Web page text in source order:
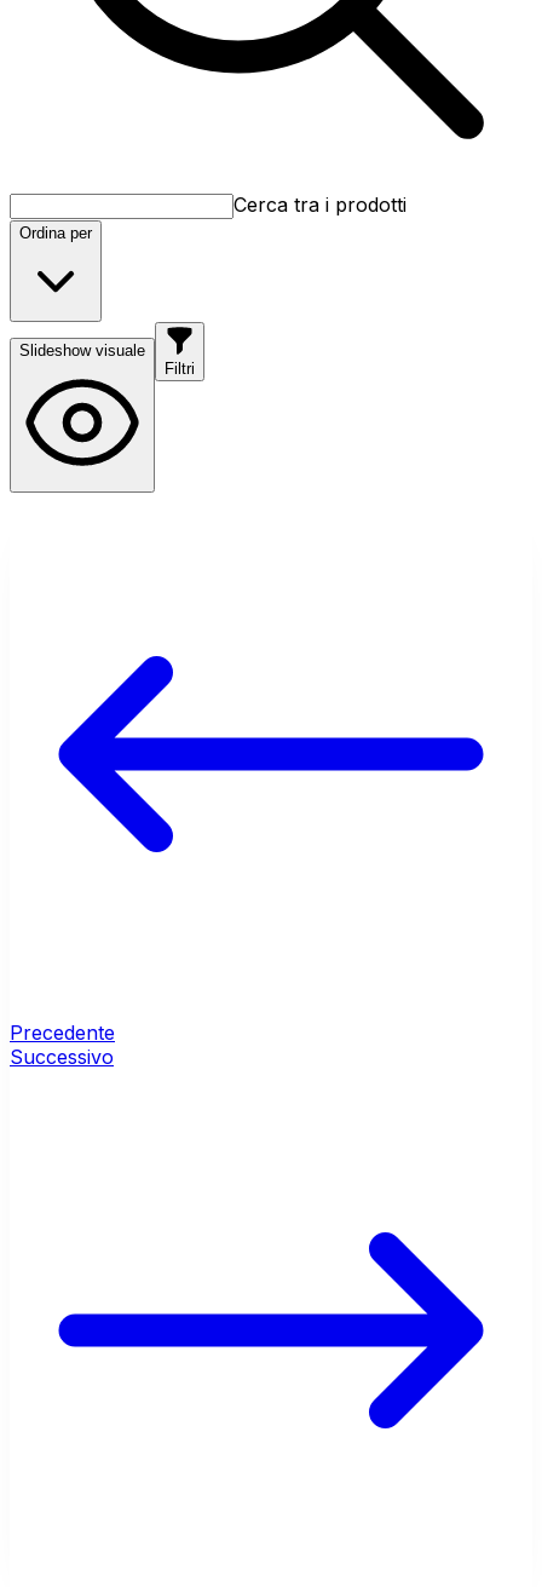
Cerca tra i prodotti
Ordina per
Slideshow visuale
Filtri
Precedente
Successivo